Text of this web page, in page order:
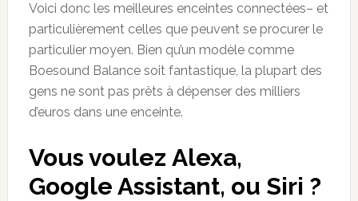
Voici donc les meilleures enceintes connectées– et
particulièrement celles que peuvent se procurer le
particulier moyen. Bien qu’un modèle comme
Boesound Balance soit fantastique, la plupart des
gens ne sont pas prêts à dépenser des milliers
d’euros dans une enceinte.
Vous voulez Alexa,
Google Assistant, ou Siri ?